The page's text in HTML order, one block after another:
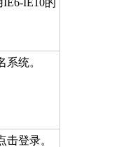
IE6-IE10的
统。
登录。